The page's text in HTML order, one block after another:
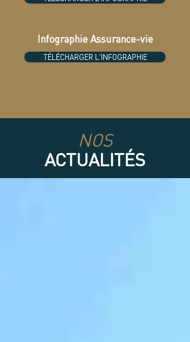
Infographie Assurance-vie
TÉLÉCHARGER L'INFOGRAPHIE
NOS
ACTUALITÉS